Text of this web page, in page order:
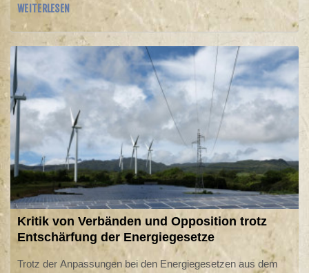
verzichten. "Den Mitgliedstaaten wird empfohlen, Sanktionen
wegen Nichteinhaltung für drei Jahre auszusetzen, um
Versorgungsunterbrechungen zu vermeiden", erklärte die
Brüsseler Behörde am Montag. Die sogenannte
Methanverordnung soll verhindern, dass klimaschädlich
geförderte fossile Brennstoffe nach Europa eingeführt
werden.
WEITERLESEN
Kritik von Verbänden und Opposition trotz
Entschärfung der Energiegesetze
Trotz der Anpassungen bei den Energiegesetzen aus dem